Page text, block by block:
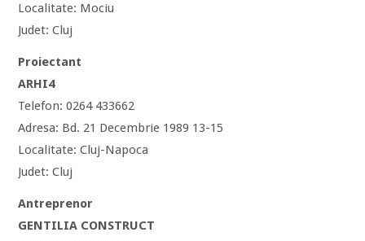
Localitate: Mociu
Judet: Cluj
Proiectant
ARHI4
Telefon: 0264 433662
Adresa: Bd. 21 Decembrie 1989 13-15
Localitate: Cluj-Napoca
Judet: Cluj
Antreprenor
GENTILIA CONSTRUCT